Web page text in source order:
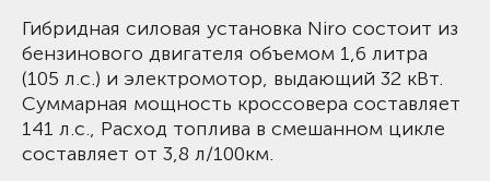
Гибридная силовая установка Niro состоит из
бензинового двигателя объемом 1,6 литра
(105 л.с.) и электромотор, выдающий 32 кВт.
Суммарная мощность кроссовера составляет
141 л.с., Расход топлива в смешанном цикле
составляет от 3,8 л/100км.